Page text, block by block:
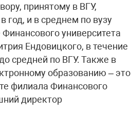
принятому в ВГУ,
год, и в среднем по вузу
университета
Ендовицкого, в течение
средней по ВГУ. Также в
образованию – это
филиала Финансового
директор